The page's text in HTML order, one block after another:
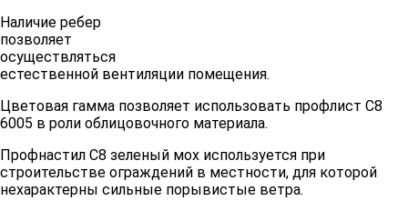
Наличие ребер
позволяет
осуществляться
естественной вентиляции помещения.
Цветовая гамма позволяет использовать профлист С8
6005 в роли облицовочного материала.
Профнастил С8 зеленый мох используется при
строительстве ограждений в местности, для которой
нехарактерны сильные порывистые ветра.